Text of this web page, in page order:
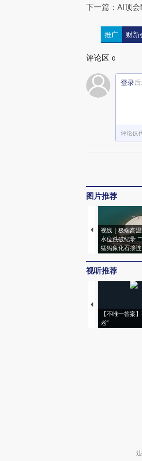
下一篇：AI顶
推广 财新
评论区 0
登录
评论仅
图片推荐
视线｜极端高
水位跌破纪录
猛犸象化石接
视听推荐
【不唯一答案
老”